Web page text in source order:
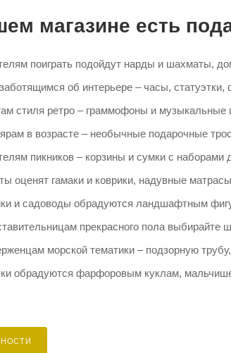
магазине есть
поиграть подойдут нарды и шахматы,
об интерьере – часы,
стиля ретро – граммофоны и
в возрасте – необычные подарочные
пикников – корзины и сумки с
оценят гамаки и коврики, надувные
и садоводы обрадуются ландшафтным
прекрасного пола выбирайте
морской тематики – подзорную
обрадуются фарфоровым куклам,